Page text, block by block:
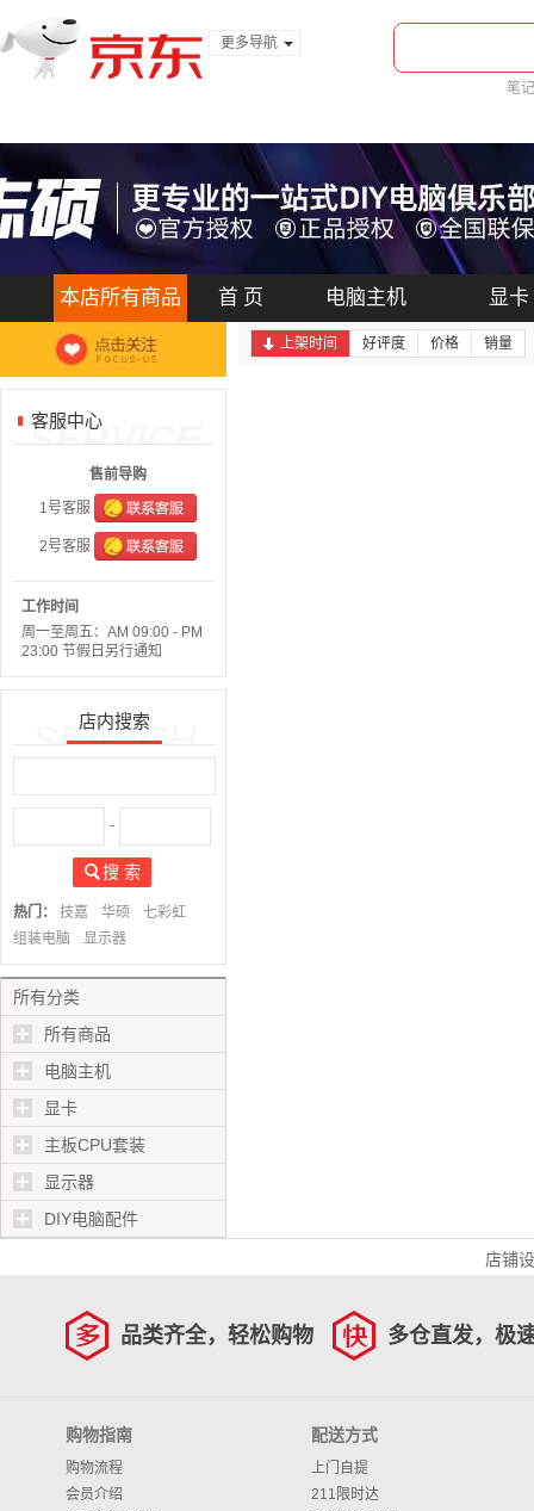
更多导航
笔
本店所有商品 首 页 显卡
电脑主机
SERVICE
客服中心
售前导购
1号客服
2号客服
工作时间
周一至周五：AM 09:00 - PM
23:00 节假日另行通知
SEARCH
店内搜索
-
搜 索
热门： 技嘉 华硕
七彩虹
组装电脑
显示器
所有分类
所有商品
电脑主机
显卡
主板CPU套装
显示器
DIY电脑配件
上架时间 好评度 价格 销量
店铺
品类齐全，轻松购物 多仓直发，极
购物指南
购物流程
会员介绍
配送方式
上门自提
211限时达